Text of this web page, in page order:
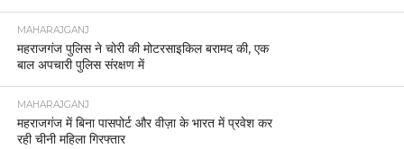
MAHARAJGANJ
महराजगंज पुलिस ने चोरी की मोटरसाइकिल बरामद की, एक
बाल अपचारी पुलिस संरक्षण में
MAHARAJGANJ
महराजगंज में बिना पासपोर्ट और वीज़ा के भारत में प्रवेश कर
रही चीनी महिला गिरफ्तार